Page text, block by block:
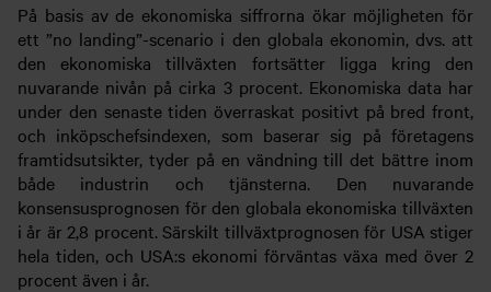
På basis av de ekonomiska siffrorna ökar möjligheten för
ett ”no landing”-scenario i den globala ekonomin, dvs. att
den ekonomiska tillväxten fortsätter ligga kring den
nuvarande nivån på cirka 3 procent. Ekonomiska data har
under den senaste tiden överraskat positivt på bred front,
och inköpschefsindexen, som baserar sig på företagens
framtidsutsikter, tyder på en vändning till det bättre inom
både industrin och tjänsterna. Den nuvarande
konsensusprognosen för den globala ekonomiska tillväxten
i år är 2,8 procent. Särskilt tillväxtprognosen för USA stiger
hela tiden, och USA:s ekonomi förväntas växa med över 2
procent även i år.